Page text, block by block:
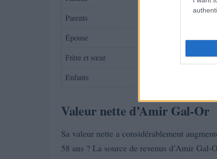
Parents
Épouse
Frère et sœur
Enfants
Valeur nette d’Amir Gal-Or
Sa valeur nette a considérablement
58 ans ? La source de revenus d’Amir